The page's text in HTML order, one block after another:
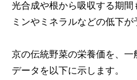
光合成や根から吸収する期
ミンやミネラルなどの低下が
京の伝統野菜の栄養価を、
データを以下に示します。